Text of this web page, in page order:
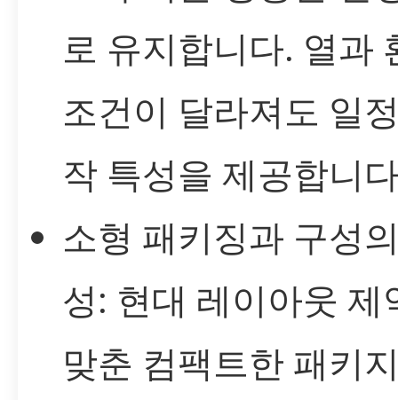
로 유지합니다. 열과
조건이 달라져도 일
작 특성을 제공합니
소형 패키징과 구성
성: 현대 레이아웃 제
맞춘 컴팩트한 패키